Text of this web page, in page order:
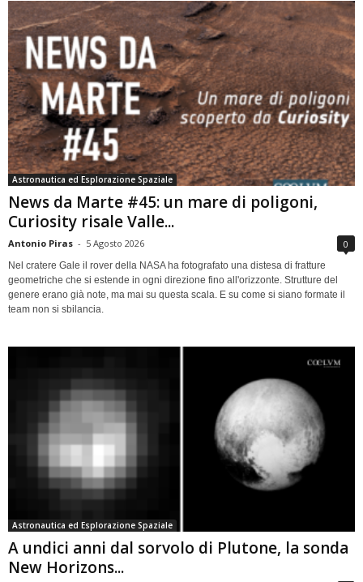
Astronautica ed Esplorazione Spaziale
News da Marte #45: un mare di poligoni,
Curiosity risale Valle...
Antonio Piras - 5 Agosto 2026 0
Nel cratere Gale il rover della NASA ha fotografato una distesa di fratture
geometriche che si estende in ogni direzione fino all'orizzonte. Strutture del
genere erano già note, ma mai su questa scala. E su come si siano formate il
team non si sbilancia.
Astronautica ed Esplorazione Spaziale
A undici anni dal sorvolo di Plutone, la sonda
New Horizons...